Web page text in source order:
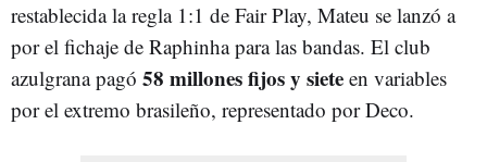
restablecida la regla 1:1 de Fair Play, Mateu se lanzó a
por el fichaje de Raphinha para las bandas. El club
azulgrana pagó 58 millones fijos y siete en variables
por el extremo brasileño, representado por Deco.